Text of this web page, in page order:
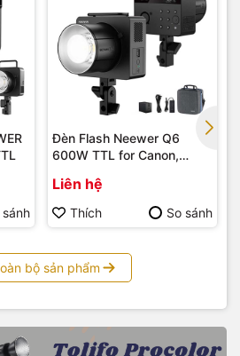
sánh
Đèn Flash Neewer Q6
600W TTL for Canon,
Liên hệ
Thích So sánh
bộ sản phẩm